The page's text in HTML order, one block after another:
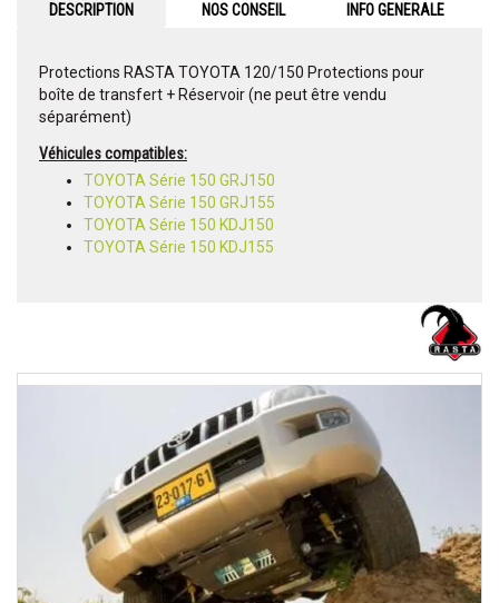
DESCRIPTION NOS CONSEIL INFO GENERALE
Protections RASTA TOYOTA 120/150 Protections pour
boîte de transfert + Réservoir (ne peut être vendu
séparément)
Véhicules compatibles:
TOYOTA Série 150 GRJ150
TOYOTA Série 150 GRJ155
TOYOTA Série 150 KDJ150
TOYOTA Série 150 KDJ155